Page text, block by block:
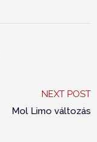
NEXT POST
Mol Limo változás